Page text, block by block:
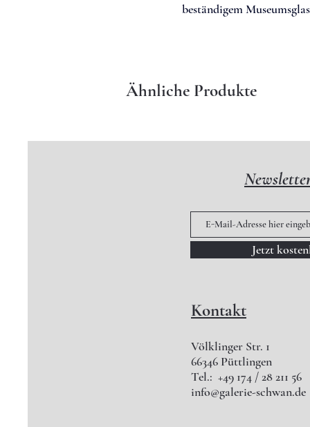
beständigem Museumsglas
Ähnliche Produkte
Jetzt
Kontakt
Völklinger Str. 1
66346 Püttlingen
Tel.: +49 174 / 28 211 56
info@galerie-schwan.de